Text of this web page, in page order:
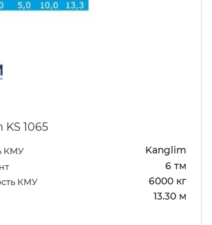
1065
КМУ Kanglim
6 тм
КМУ 6000 кг
13.30 м